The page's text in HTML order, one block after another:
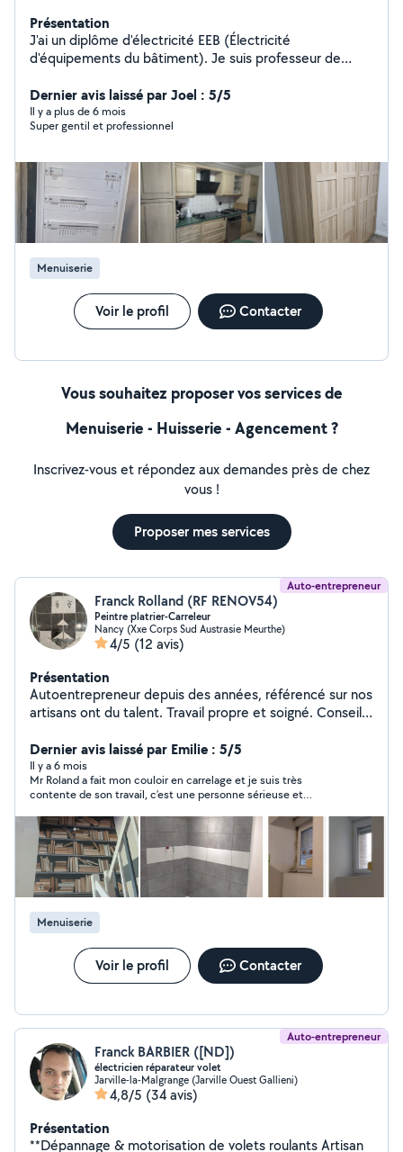
Présentation
J'ai un diplôme d'électricité EEB (Électricité
d'équipements du bâtiment). Je suis professeur de
peux installer ou rénover l'électricité domestique. Je
peux faire un schéma électrique pour la maison. Je peux
faire un devis.
Dernier avis laissé par Joel : 5/5
Il y a plus de 6 mois
Super gentil et professionnel
Menuiserie
Voir le profil Contacter
Vous souhaitez proposer vos services de
Menuiserie - Huisserie - Agencement ?
Inscrivez-vous et répondez aux demandes près de chez
vous !
Proposer mes services
Auto-entrepreneur
Franck Rolland (RF RENOV54)
Peintre platrier-Carreleur
Nancy (Xxe Corps Sud Austrasie Meurthe)
4/5 (12 avis)
Présentation
Autoentrepreneur depuis des années, référencé sur nos
artisans ont du talent. Travail propre et soigné. Conseils
engager des dépenses inutiles.
Dernier avis laissé par Emilie : 5/5
Il y a 6 mois
Mr Roland a fait mon couloir en carrelage et je suis très
contente de son travail, c’est une personne sérieuse et
Menuiserie
Voir le profil Contacter
Auto-entrepreneur
Franck BARBIER ([ND])
électricien réparateur volet
Jarville-la-Malgrange (Jarville Ouest Gallieni)
4,8/5 (34 avis)
Présentation
**Dépannage & motorisation de volets roulants Artisan